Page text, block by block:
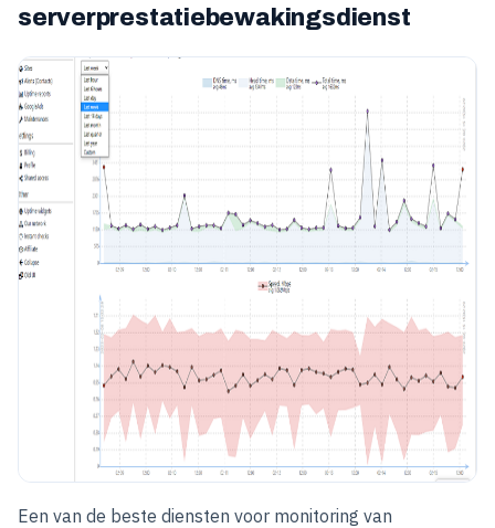
serverprestatiebewakingsdienst
Een van de beste diensten voor monitoring van